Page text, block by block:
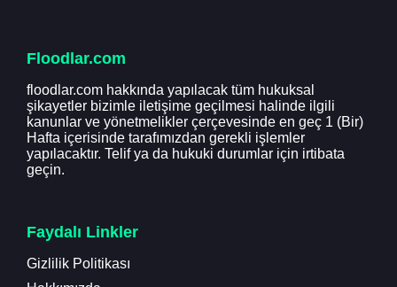
Floodlar.com
floodlar.com hakkında yapılacak tüm hukuksal
şikayetler bizimle iletişime geçilmesi halinde ilgili
kanunlar ve yönetmelikler çerçevesinde en geç 1 (Bir)
Hafta içerisinde tarafımızdan gerekli işlemler
yapılacaktır. Telif ya da hukuki durumlar için irtibata
geçin.
Faydalı Linkler
Gizlilik Politikası